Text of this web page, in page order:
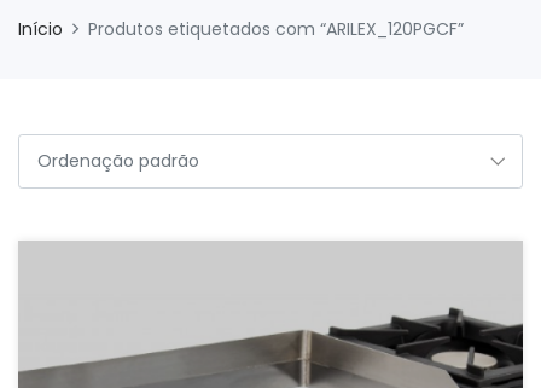
Início Produtos etiquetados com “ARILEX_120PGCF”